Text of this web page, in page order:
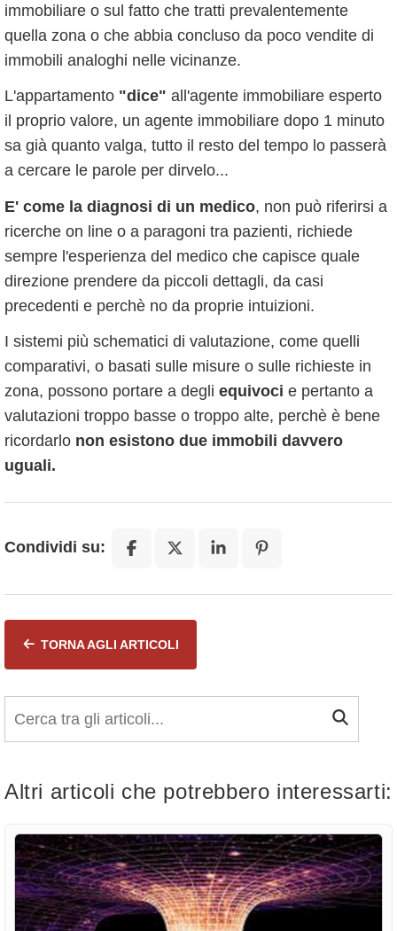
immobiliare o sul fatto che tratti prevalentemente
quella zona o che abbia concluso da poco vendite di
immobili analoghi nelle vicinanze.
L'appartamento "dice" all'agente immobiliare esperto
il proprio valore, un agente immobiliare dopo 1 minuto
sa già quanto valga, tutto il resto del tempo lo passerà
a cercare le parole per dirvelo...
E' come la diagnosi di un medico, non può riferirsi a
ricerche on line o a paragoni tra pazienti, richiede
sempre l'esperienza del medico che capisce quale
direzione prendere da piccoli dettagli, da casi
precedenti e perchè no da proprie intuizioni.
I sistemi più schematici di valutazione, come quelli
comparativi, o basati sulle misure o sulle richieste in
zona, possono portare a degli equivoci e pertanto a
valutazioni troppo basse o troppo alte, perchè è bene
ricordarlo non esistono due immobili davvero
uguali.
Condividi su:
TORNA AGLI ARTICOLI
Altri articoli che potrebbero interessarti: